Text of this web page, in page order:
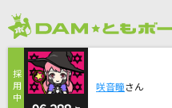
DECO*27
抱きしめたい
Mr.Children
咲音瞳さん